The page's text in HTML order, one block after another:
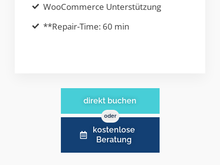
WooCommerce Unterstützung
**Repair-Time: 60 min
direkt buchen
oder
kostenlose
Beratung